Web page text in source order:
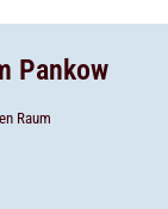
Pankow
Raum